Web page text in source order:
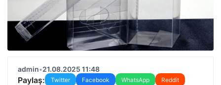
admin•21.08.2025 11:48
Paylaş: Twitter Facebook WhatsApp
Reddit